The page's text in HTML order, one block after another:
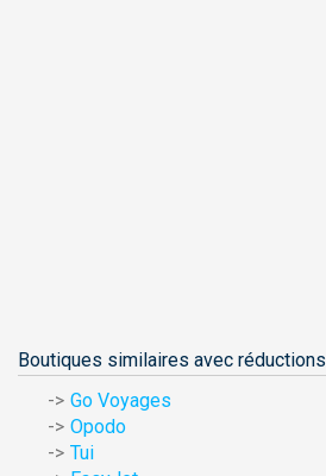
Boutiques similaires avec réductions
Go Voyages
Opodo
Tui